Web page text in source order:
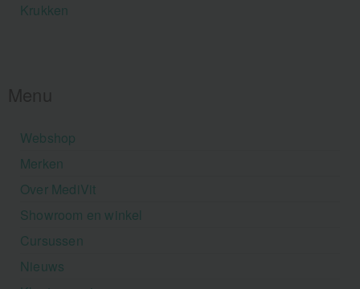
Krukken
Webshop
Merken
Over MediVit
Showroom en winkel
Cursussen
Nieuws